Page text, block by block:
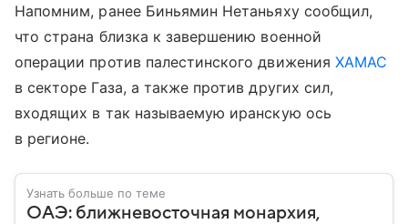
Напомним, ранее Биньямин Нетаньяху сообщил,
что страна близка к завершению военной
операции против палестинского движения ХАМАС
в секторе Газа, а также против других сил,
входящих в так называемую иранскую ось
в регионе.
Узнать больше по теме
ОАЭ: ближневосточная монархия,